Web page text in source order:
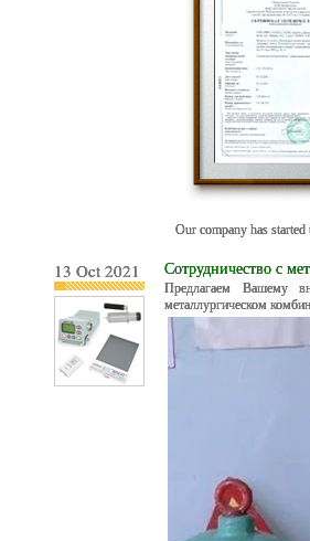
Our company has
13 Oct 2021 Сотрудничество с
Предлагаем Вашему
металлургическом